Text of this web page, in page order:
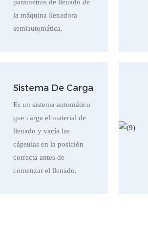
parámetros de llenado de
la máquina llenadora
semiautomática.
Sistema De Carga
Es un sistema automático
que carga el material de
llenado y vacía las
cápsulas en la posición
correcta antes de
comenzar el llenado.